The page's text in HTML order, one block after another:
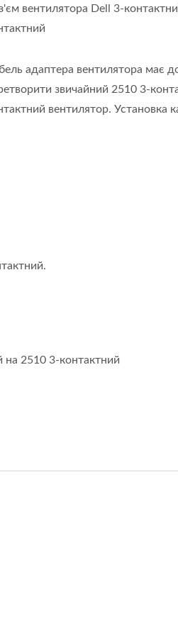
вентилятора Dell 3-
адаптера вентилятора має
звичайний 2510 3-
вентилятор. Установка
на 2510 3-контактний
Послуги